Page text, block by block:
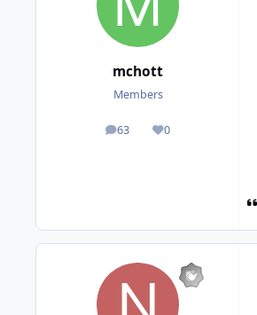
mchott
Members
63
posts 0
Reputation